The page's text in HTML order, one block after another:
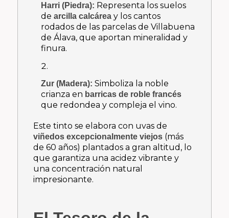
Harri (Piedra): Representa los suelos
dearcilla calcárea y los cantos
rodados de las parcelas de Villabuena
de Álava, que aportan mineralidad y
finura.
Zur (Madera): Simboliza la noble
crianza en barricas de roble francés
que redondea y compleja el vino.
Este tinto se elabora con uvas de
viñedos excepcionalmente viejos (más
de 60 años) plantados a gran altitud, lo
que garantiza una acidez vibrante y
una concentración natural
impresionante.